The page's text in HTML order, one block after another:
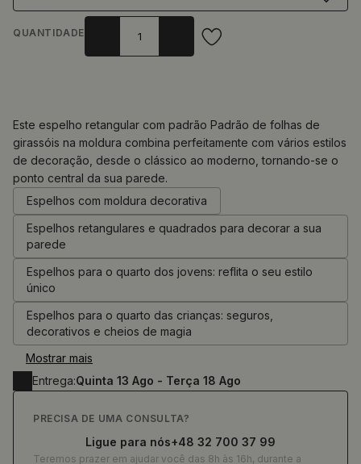
QUANTIDADE
0.00€
Este espelho retangular com padrão Padrão de folhas de
girassóis na moldura combina perfeitamente com vários estilos
de decoração, desde o clássico ao moderno, tornando-se o
ponto central da sua parede.
Espelhos com moldura decorativa
Espelhos retangulares e quadrados para decorar a sua
parede
Espelhos para o quarto dos jovens: reflita o seu estilo
único
Espelhos para o quarto das crianças: seguros,
decorativos e cheios de magia
Mostrar mais
Entrega:Quinta 13 Ago - Terça 18 Ago
PRECISA DE UMA CONSULTA?
Ligue para nós+48 32 700 37 99
Teremos prazer em ajudar você das 8h às 16h, durante a